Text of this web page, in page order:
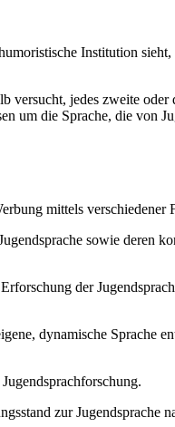
Institution
jedes zweite
um die Sprache, die von
mittels verschiedener
sowie deren
der
dynamische Sprache
zur Jugendsprache